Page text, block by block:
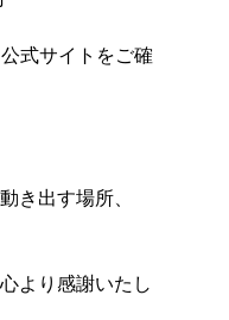
式サイトをご確
き出す場所、
より感謝いたし